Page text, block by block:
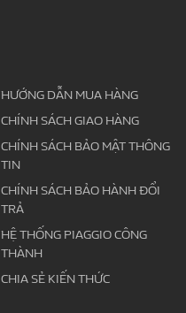
HƯỚNG DẪN MUA HÀNG
CHÍNH SÁCH GIAO HÀNG
CHÍNH SÁCH BẢO MẬT THÔNG
TIN
CHÍNH SÁCH BẢO HÀNH ĐỔI
TRẢ
HỆ THỐNG PIAGGIO CÔNG
THÀNH
CHIA SẺ KIẾN THỨC